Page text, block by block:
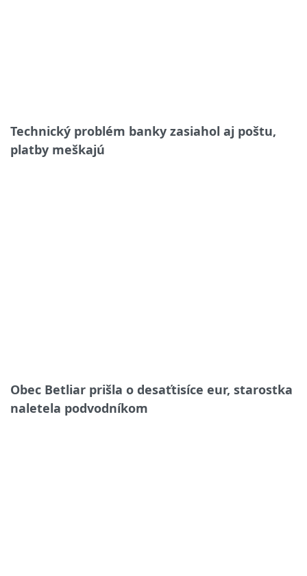
Technický problém banky zasiahol aj poštu,
platby meškajú
Obec Betliar prišla o desaťtisíce eur, starostka
naletela podvodníkom